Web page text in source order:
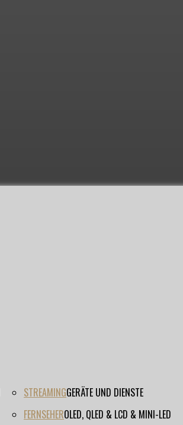
STREAMINGGERÄTE UND DIENSTE
FERNSEHEROLED, QLED & LCD & MINI-LED